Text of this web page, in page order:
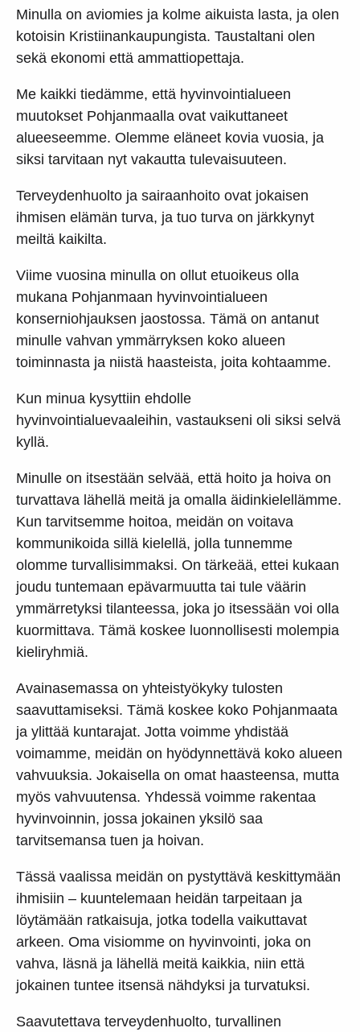
Minulla on aviomies ja kolme aikuista lasta, ja olen
kotoisin Kristiinankaupungista. Taustaltani olen
sekä ekonomi että ammattiopettaja.
Me kaikki tiedämme, että hyvinvointialueen
muutokset Pohjanmaalla ovat vaikuttaneet
alueeseemme. Olemme eläneet kovia vuosia, ja
siksi tarvitaan nyt vakautta tulevaisuuteen.
Terveydenhuolto ja sairaanhoito ovat jokaisen
ihmisen elämän turva, ja tuo turva on järkkynyt
meiltä kaikilta.
Viime vuosina minulla on ollut etuoikeus olla
mukana Pohjanmaan hyvinvointialueen
konserniohjauksen jaostossa. Tämä on antanut
minulle vahvan ymmärryksen koko alueen
toiminnasta ja niistä haasteista, joita kohtaamme.
Kun minua kysyttiin ehdolle
hyvinvointialuevaaleihin, vastaukseni oli siksi selvä
kyllä.
Minulle on itsestään selvää, että hoito ja hoiva on
turvattava lähellä meitä ja omalla äidinkielellämme.
Kun tarvitsemme hoitoa, meidän on voitava
kommunikoida sillä kielellä, jolla tunnemme
olomme turvallisimmaksi. On tärkeää, ettei kukaan
joudu tuntemaan epävarmuutta tai tule väärin
ymmärretyksi tilanteessa, joka jo itsessään voi olla
kuormittava. Tämä koskee luonnollisesti molempia
kieliryhmiä.
Avainasemassa on yhteistyökyky tulosten
saavuttamiseksi. Tämä koskee koko Pohjanmaata
ja ylittää kuntarajat. Jotta voimme yhdistää
voimamme, meidän on hyödynnettävä koko alueen
vahvuuksia. Jokaisella on omat haasteensa, mutta
myös vahvuutensa. Yhdessä voimme rakentaa
hyvinvoinnin, jossa jokainen yksilö saa
tarvitsemansa tuen ja hoivan.
Tässä vaalissa meidän on pystyttävä keskittymään
ihmisiin – kuuntelemaan heidän tarpeitaan ja
löytämään ratkaisuja, jotka todella vaikuttavat
arkeen. Oma visiomme on hyvinvointi, joka on
vahva, läsnä ja lähellä meitä kaikkia, niin että
jokainen tuntee itsensä nähdyksi ja turvatuksi.
Saavutettava terveydenhuolto, turvallinen